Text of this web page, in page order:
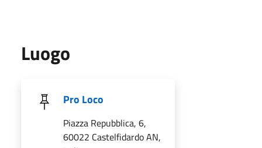
Luogo
Pro Loco
Piazza Repubblica, 6,
60022 Castelfidardo AN,